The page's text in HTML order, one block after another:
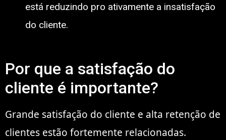
está reduzindo pro ativamente a insatisfação
do cliente.
Por que a satisfação do
cliente é importante?
Grande satisfação do cliente e alta retenção de
clientes estão fortemente relacionadas.